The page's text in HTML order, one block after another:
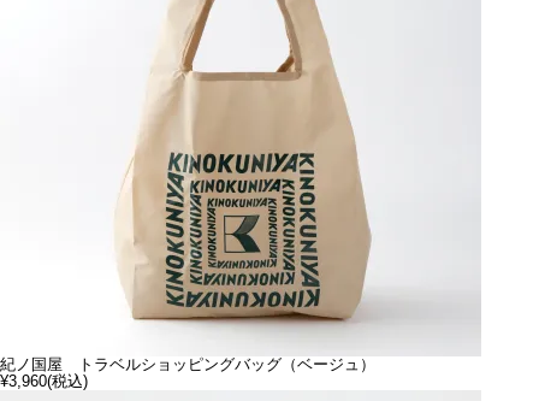
紀ノ国屋 トラベルショッピングバッグ（ベージュ）
¥3,960(税込)